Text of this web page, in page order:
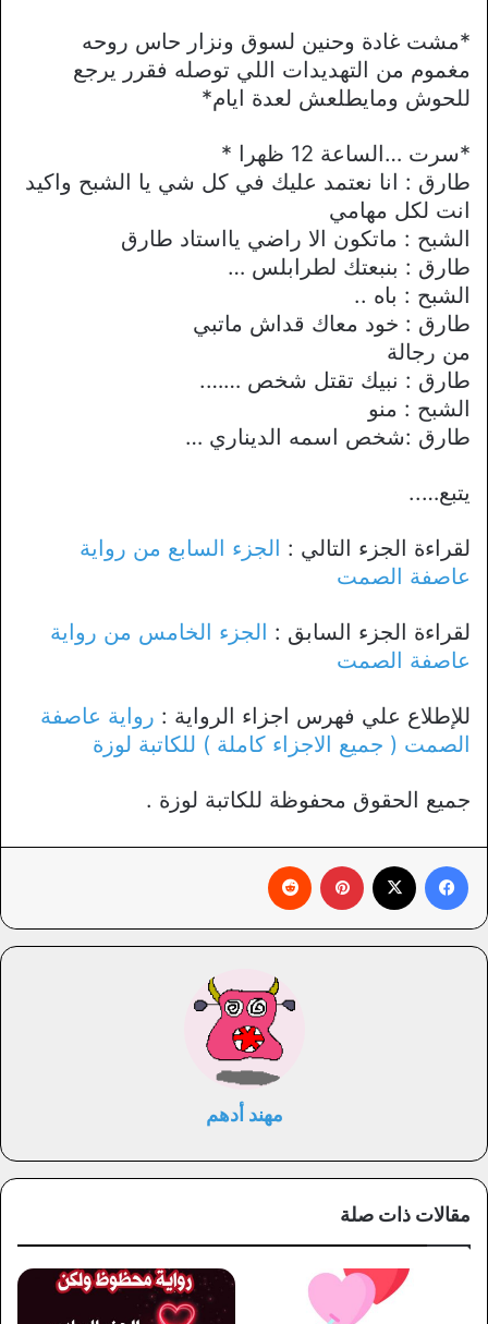
*مشت غادة وحنين لسوق ونزار حاس روحه
مغموم من التهديدات اللي توصله فقرر يرجع
للحوش ومايطلعش لعدة ايام*
*سرت …الساعة 12 ظهرا *
طارق : انا نعتمد عليك في كل شي يا الشبح واكيد
انت لكل مهامي
الشبح : ماتكون اﻻ راضي يااستاد طارق
طارق : بنبعتك لطرابلس …
الشبح : باه ..
طارق : خود معاك قداش ماتبي
من رجالة
طارق : نبيك تقتل شخص …….
الشبح : منو
طارق :شخص اسمه الديناري …
يتبع…..
لقراءة الجزء التالي : الجزء السابع من رواية
عاصفة الصمت
لقراءة الجزء السابق : الجزء الخامس من رواية
عاصفة الصمت
للإطلاع علي فهرس اجزاء الرواية : رواية عاصفة
الصمت ( جميع الاجزاء كاملة ) للكاتبة لوزة
جميع الحقوق محفوظة للكاتبة لوزة .
مهند أدهم
مقالات ذات صلة